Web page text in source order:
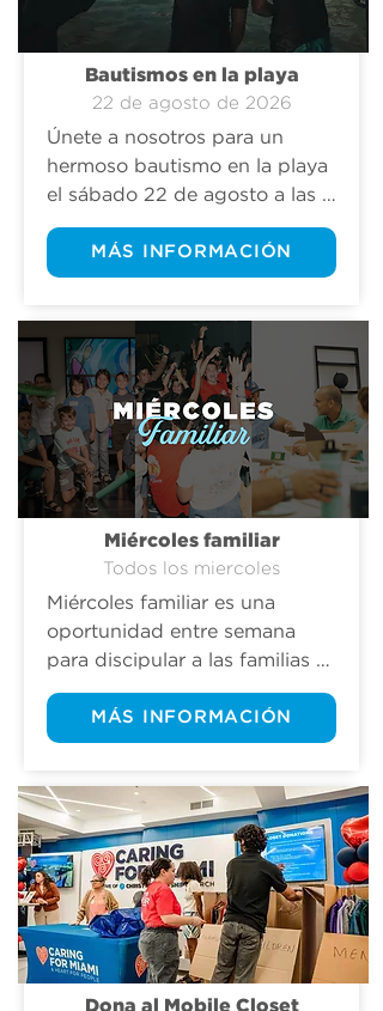
Bautismos en la playa
22 de agosto de 2026
Únete a nosotros para un
hermoso bautismo en la playa
el sábado 22 de agosto a las
9:00 am en Bill Baggs Cape
Florida State Park. Ya sea que
te quieras  bautizar o
tu apoyo, todos son
bienvenidos. ¡Esperamos
verlos allí!
MÁS INFORMACIÓN
Miércoles familiar
Todos los miercoles
Miércoles familiar es una
oportunidad entre semana
para discipular a las familias
en todas nuestras sedes.  Los
padres podrán reunirse en
todas nuestras sedes y asistir
jóvenes estudiantes de middle
y high school tendrán sus
servicios para estudiantes CF
Students, y CF Kids brindará
cuidado de niños para bebés
hasta quinto grado.
MÁS INFORMACIÓN
Dona al Mobile Closet